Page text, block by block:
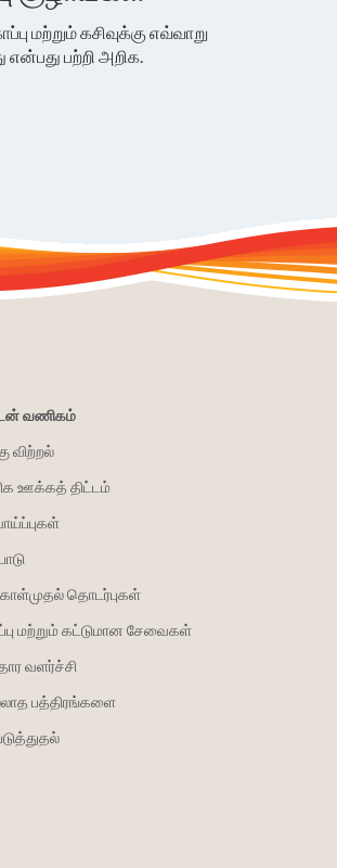
மற்றும் கசிவுக்கு எவ்வாறு
என்பது பற்றி அறிக.
வணிகம்
விற்றல்
ஊக்கத் திட்டம்
தொடர்புகள்
மற்றும் கட்டுமான சேவைகள்
வளர்ச்சி
பத்திரங்களை